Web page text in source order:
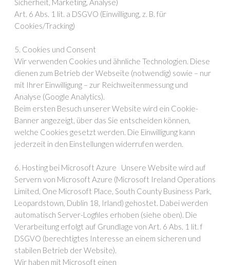
Sicherheit, Marketing, Analyse)
Art. 6 Abs. 1 lit. a DSGVO (Einwilligung, z. B. für
Cookies/Tracking)
5. Cookies und Consent
Wir verwenden Cookies und ähnliche Technologien. Diese
dienen zum Betrieb der Webseite (notwendig) sowie – nur
mit Ihrer Einwilligung – zur Reichweitenmessung und
Analyse (Google Analytics).
Beim ersten Besuch unserer Website wird ein Cookie-
Banner angezeigt, über das Sie entscheiden können,
welche Cookies gesetzt werden. Die Einwilligung kann
jederzeit in den Einstellungen widerrufen werden.
6. Hosting bei Microsoft Azure Unsere Website wird auf
Servern von Microsoft Azure (Microsoft Ireland Operations
Limited, One Microsoft Place, South County Business Park,
Leopardstown, Dublin 18, Irland) gehostet. Dabei werden
automatisch Server-Logfiles erhoben (siehe oben). Die
Verarbeitung erfolgt auf Grundlage von Art. 6 Abs. 1 lit. f
DSGVO (berechtigtes Interesse an einem sicheren und
stabilen Betrieb der Website).
Wir haben mit Microsoft einen